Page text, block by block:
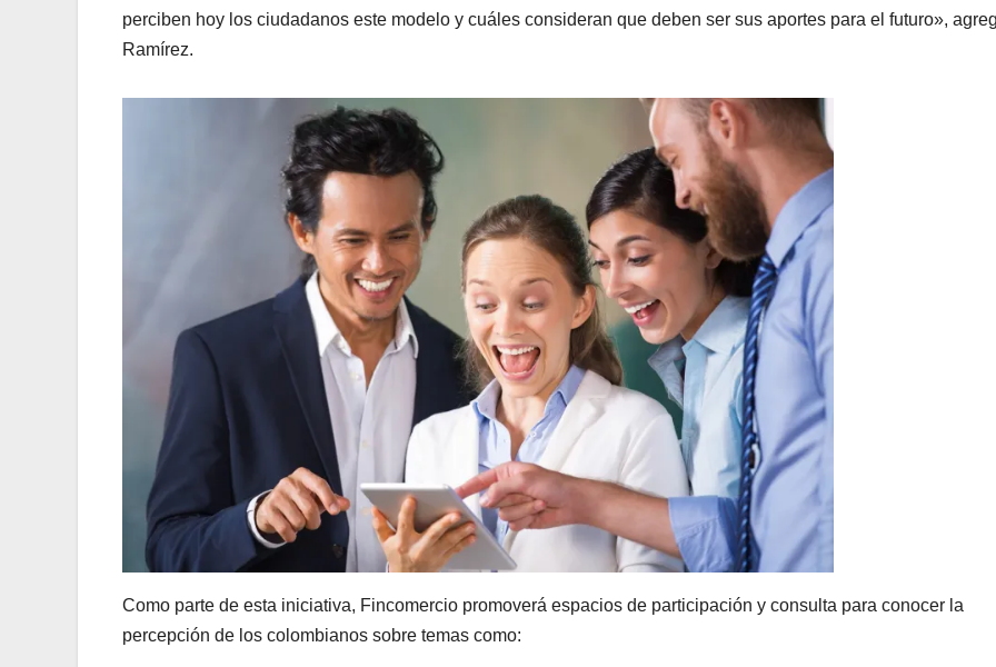
perciben hoy los ciudadanos este modelo y cuáles consideran que deben ser sus aportes para el futuro»,
Ramírez.
Como parte de esta iniciativa, Fincomercio promoverá espacios de participación y consulta para conocer la
percepción de los colombianos sobre temas como: